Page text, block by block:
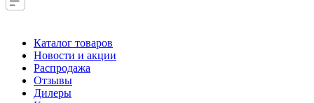
Каталог товаров
Новости и акции
Распродажа
Отзывы
Дилеры